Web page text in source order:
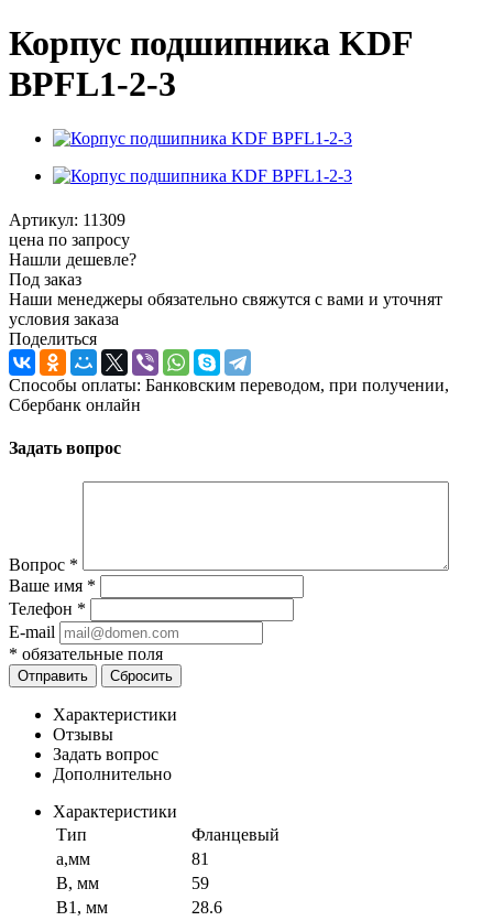
Корпус подшипника KDF
BPFL1-2-3
Артикул: 11309
цена по запросу
Нашли дешевле?
Под заказ
Наши менеджеры обязательно свяжутся с вами и уточнят
условия заказа
Поделиться
Способы оплаты: Банковским переводом, при получении,
Сбербанк онлайн
Задать вопрос
Вопрос *
Ваше имя *
Телефон *
E-mail
* обязательные поля
Отправить Сбросить
Характеристики
Отзывы
Задать вопрос
Дополнительно
Характеристики
Тип
Фланцевый
a,мм
81
B, мм
59
B1, мм
28.6